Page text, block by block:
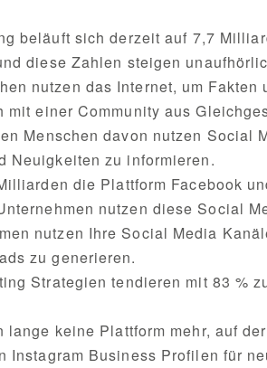
beläuft sich derzeit auf 7,7
diese Zahlen steigen
nutzen das Internet, um
mit einer Community aus
Menschen davon nutzen Social
Neuigkeiten zu informieren.
die Plattform Facebook
nutzen diese Social
nutzen Ihre Social Media
zu generieren.
Strategien tendieren mit 83 %
lange keine Plattform mehr, auf
Instagram Business Profilen für